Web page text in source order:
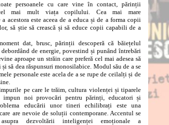
persoanele cu care vine în contact, părinții
mai mult viața copilului. Cea mai mare
acestora este aceea de a educa și de a forma copii
să știe să crească și să educe copii capabili de a
dat, brusc, părinții descoperă că băiețelul
debordând de energie, povestind și punând întrebări
aproape un străin care preferă cel mai adesea să
să dea răspunsuri monosilabice. Modul său de a se
personale este acela de a se rupe de ceilalți și de
pe care le trăim, cultura violenței și tiparele
impun noi provocări pentru părinți, educatori și
educării unor tineri echilibrați este una
are nevoie de soluții contemporane. Accentul se
dezvoltării inteligenței emoționale a